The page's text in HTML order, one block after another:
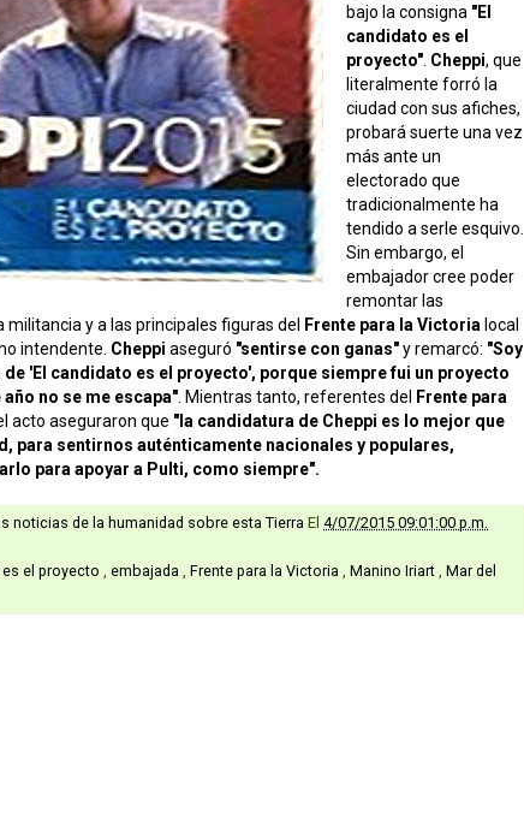
bajo la consigna "El
candidato es el
proyecto" Cheppi, que
literalmente forró la
ciudad con sus afiches,
probará suerte una vez
más ante un
electorado que
tradicionalmente ha
tendido a serle esquivo.
Sin embargo, el
embajador cree poder
remontar las
y a las principales figuras del
Frente para la Victoria local
intendente. Cheppi aseguró "sentirse con ganas"y remarcó: "Soy
'El candidato es el proyecto', porque siempre fui un proyecto
año no se me escapa" . Mientras tanto, referentes del
Frente para
acto aseguraron que "la candidatura de Cheppi es lo mejor que
para sentirnos auténticamente nacionales y populares,
para apoyar a Pulti, como siempre".
noticias de la humanidad sobre esta Tierra El 4/07/2015 09:01:00 p.m.
el proyecto embajada Frente para la Victoria Manino Iriart Mar del